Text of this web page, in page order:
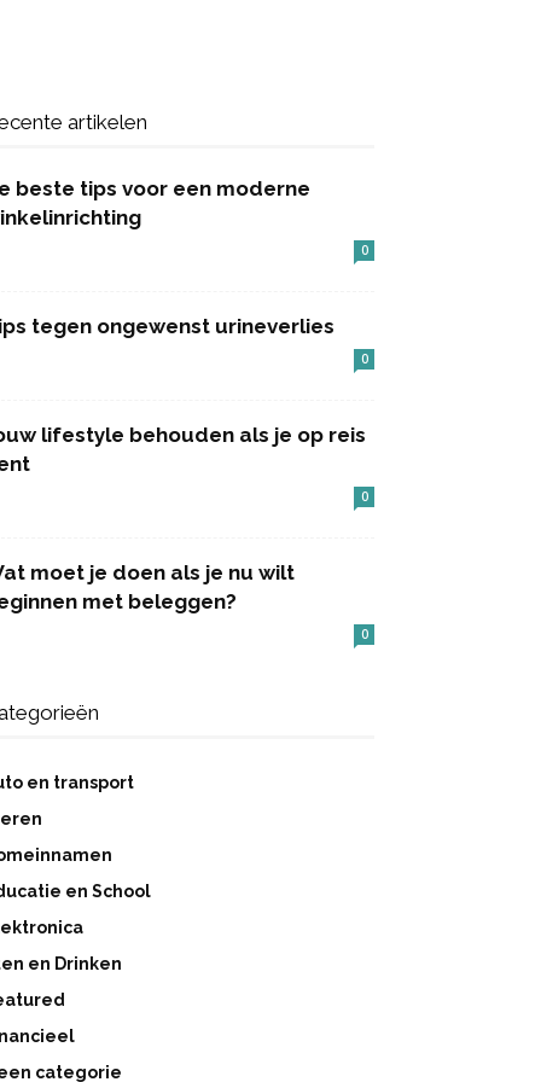
artikelen
beste tips voor een moderne
0
tegen ongewenst urineverlies
0
lifestyle behouden als je op reis
0
moet je doen als je nu wilt
met beleggen?
0
en transport
en School
en Drinken
categorie